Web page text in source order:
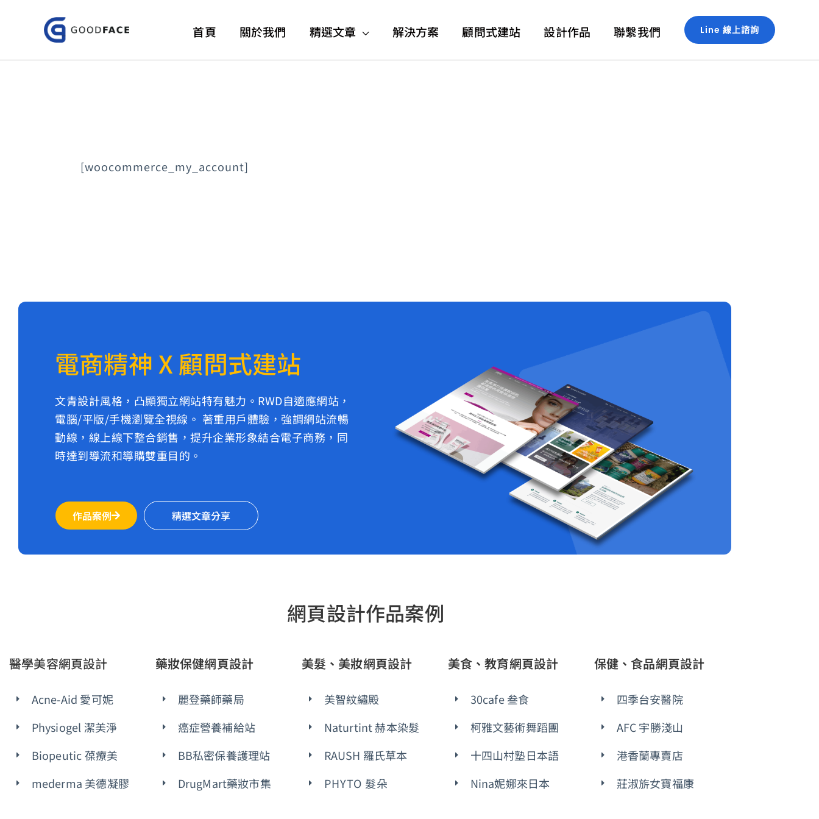
首頁 關於我們 精選文章 解決方案 顧問式建站 設計作品 聯繫我們 Line 線上諮詢
[woocommerce_my_account]
電商精神 X 顧問式建站
文青設計風格，凸顯獨立網站特有魅力。RWD自適應網站，
電腦/平版/手機瀏覽全視線。 著重用戶體驗，強調網站流暢
動線，線上線下整合銷售，提升企業形象結合電子商務，同
時達到導流和導購雙重目的。
作品案例 精選文章分享
網頁設計作品案例
醫學美容網頁設計
Acne-Aid 愛可妮
Physiogel 潔美淨
Biopeutic 葆療美
mederma 美德凝膠
藥妝保健網頁設計
麗登藥師藥局
癌症營養補給站
BB私密保養護理站
DrugMart藥妝市集
美髮、美妝網頁設計
美智紋繡殿
Naturtint 赫本染髮
RAUSH 羅氏草本
PHYTO 髮朵
美食、教育網頁設計
30cafe 叁食
柯雅文藝術舞蹈團
十四山村塾日本語
Nina妮娜來日本
保健、食品網頁設計
四季台安醫院
AFC 宇勝淺山
港香蘭專賣店
莊淑旂女寶福康